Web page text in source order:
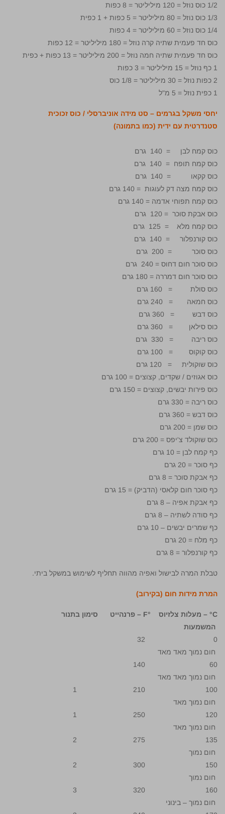
1/2 כוס נוזל = 120 מיליליטר = 8 כפות
1/3 כוס נוזל = 80 מיליליטר = 5 כפות + 1 כפית
1/4 כוס נוזל = 60 מיליליטר = 4 כפות
כוס חד פעמית שתיה קרה נוזל = 180 מיליליטר = 12 כפות
כוס חד פעמית שתיה חמה נוזל = 200 מיליליטר = 13 כפות + כפית
1 כף נוזל = 15 מיליליטר = 3 כפות
2 כפות נוזל = 30 מיליליטר = 1/8 כוס
1 כפית נוזל = 5 מ"ל
יחסי משקל בגרמים – סט מידה אוניברסלי / כוס זכוכית
סטנדרטית עם ידית (כמו בתמונה)
כוס קמח לבן = 140 גרם
כוס קמח תופח = 140 גרם
כוס קקאו = 140 גרם
כוס קמח מצה דק לעוגות = 140 גרם
כוס קמח תפוחי אדמה = 140 גרם
כוס אבקת סוכר = 120 גרם
כוס קמח מלא = 125 גרם
כוס קורנפלור = 140 גרם
כוס סוכר = 200 גרם
כוס סוכר חום דחוס = 240 גרם
כוס סוכר חום דמררה = 180 גרם
כוס סולת = 160 גרם
כוס חמאה = 240 גרם
כוס דבש = 360 גרם
כוס סילאן = 360 גרם
כוס ריבה = 330 גרם
כוס קוקוס = 100 גרם
כוס שוקולית = 120 גרם
כוס אגוזים / שקדים, קצוצים = 100 גרם
כוס פירות יבשים, קצוצים = 150 גרם
כוס ריבה = 330 גרם
כוס דבש = 360 גרם
כוס שמן = 200 גרם
כוס שוקולד צ'יפס = 200 גרם
כף קמח לבן = 10 גרם
כף סוכר = 20 גרם
כף אבקת סוכר = 8 גרם
כף סוכר חום קלאסי (הדביק) = 15 גרם
כף אבקת אפיה – 8 גרם
כף סודה לשתיה – 8 גרם
כף שמרים יבשים – 10 גרם
כף מלח = 20 גרם
כף קורנפלור = 8 גרם
טבלת המרה לבישול ואפיה מהווה תחליף לשימוש במשקל ביתי.
המרת מידות חום (בקירוב)
C° – מעלות צלזיוס
°F – פרנהייט סימון בתנור
המשמעות
חום נמוך מאד מאד
חום נמוך מאד מאד
חום נמוך מאד
חום נמוך מאד
חום נמוך
חום נמוך
חום נמוך – בינוני